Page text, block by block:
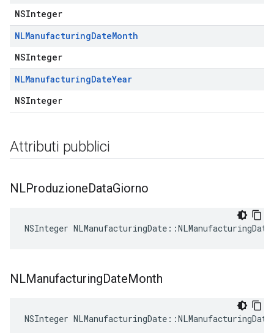
NSInteger
NLManufacturingDateMonth
NSInteger
NLManufacturingDateYear
NSInteger
Attributi pubblici
NLProduzioneDataGiorno
NSInteger
NLManufacturingDateMonth
NSInteger